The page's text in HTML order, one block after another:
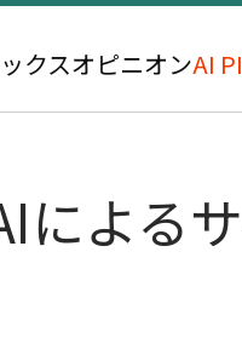
クスオピニオンAI
による